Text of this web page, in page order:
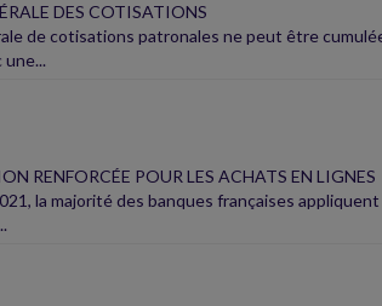
DES COTISATIONS
de cotisations patronales ne peut être
RENFORCÉE POUR LES ACHATS EN LIGNES
la majorité des banques françaises